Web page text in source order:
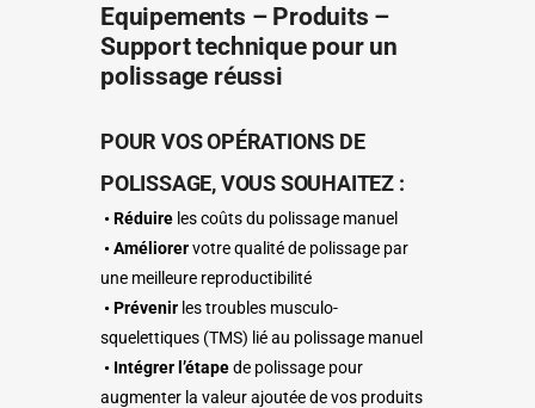
Equipements – Produits –
Support technique pour un
polissage réussi
POUR VOS OPÉRATIONS DE
POLISSAGE, VOUS SOUHAITEZ :
• Réduire les coûts du polissage manuel
• Améliorervotre qualité de polissage par
une meilleure reproductibilité
• Prévenir les troubles musculo-
squelettiques (TMS) lié au polissage manuel
• Intégrer l’étapede polissage pour
augmenter la valeur ajoutée de vos produits